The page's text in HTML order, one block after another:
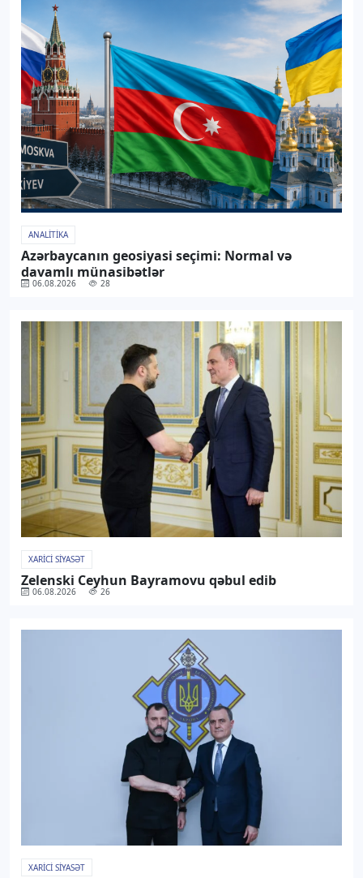
ANALITIKA
Azərbaycanın geosiyasi seçimi: Normal və
davamlı münasibətlər
06.08.2026 28
XARICI SIYASƏT
Zelenski Ceyhun Bayramovu qəbul edib
06.08.2026 26
XARICI SIYASƏT